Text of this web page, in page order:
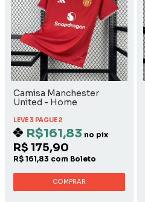
Camisa Manchester
United - Home
LEVE 3 PAGUE 2
R$161,83 no pix
R$ 175,90
R$ 161,83 com Boleto
COMPRAR